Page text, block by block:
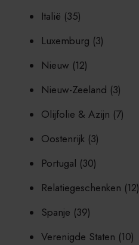
Italië (35)
Luxemburg (3)
Nieuw (12)
Nieuw-Zeeland (3)
Olijfolie & Azijn (7)
Oostenrijk (3)
Portugal (30)
Relatiegeschenken (12)
Spanje (39)
Verenigde Staten (10)